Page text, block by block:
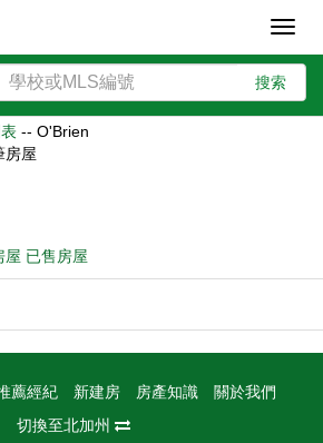
搜索
-- O'Brien
房屋
屋 已售房屋
薦經紀 新建房 房產知識
關於我們
切換至北加州